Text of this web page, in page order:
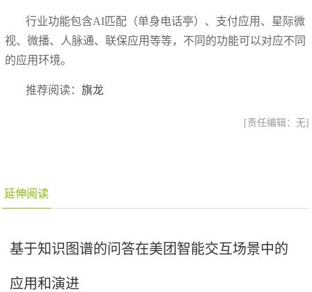
行业功能包含AI匹配（单身电话亭）、支付应用、星际微
视、微播、人脉通、联保应用等等，不同的功能可以对应不同
的应用环境。
推荐阅读：旗龙
[责任编辑：无]
延伸阅读
基于知识图谱的问答在美团智能交互场景中的
应用和演进